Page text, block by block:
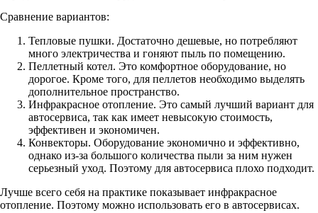
Сравнение вариантов:
Тепловые пушки. Достаточно дешевые, но потребляют
много электричества и гоняют пыль по помещению.
Пеллетный котел. Это комфортное оборудование, но
дорогое. Кроме того, для пеллетов необходимо выделять
дополнительное пространство.
Инфракрасное отопление. Это самый лучший вариант для
автосервиса, так как имеет невысокую стоимость,
эффективен и экономичен.
Конвекторы. Оборудование экономично и эффективно,
однако из-за большого количества пыли за ним нужен
серьезный уход. Поэтому для автосервиса плохо подходит.
Лучше всего себя на практике показывает инфракрасное
отопление. Поэтому можно использовать его в автосервисах.